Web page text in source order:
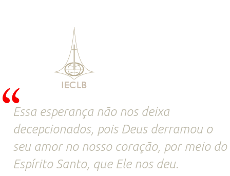
Essa esperança não nos deixa
decepcionados, pois Deus derramou o
seu amor no nosso coração, por meio do
Espírito Santo, que Ele nos deu.